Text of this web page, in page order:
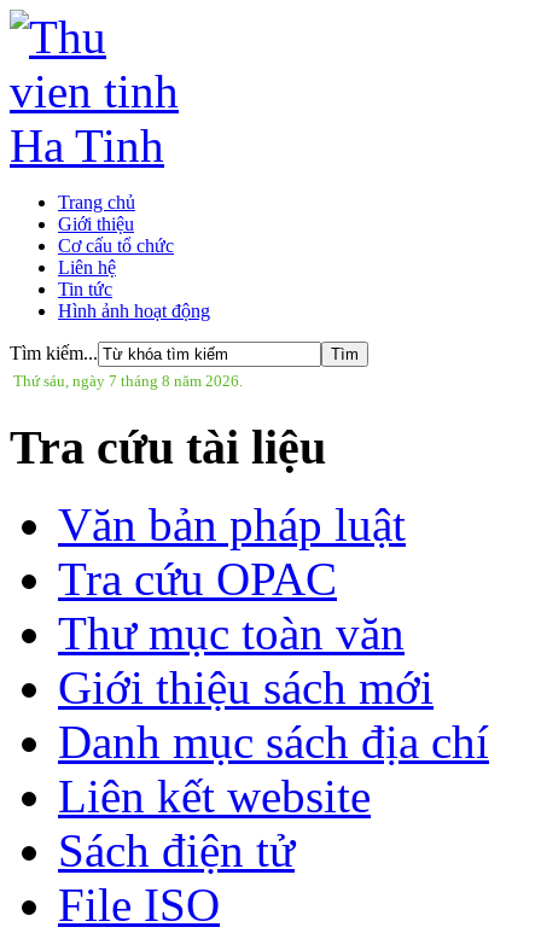
Trang chủ
Giới thiệu
Cơ cấu tổ chức
Liên hệ
Tin tức
Hình ảnh hoạt động
Tìm kiếm...
Thứ sáu, ngày 7 tháng 8 năm 2026.
Tra cứu tài liệu
Văn bản pháp luật
Tra cứu OPAC
Thư mục toàn văn
Giới thiệu sách mới
Danh mục sách địa chí
Liên kết website
Sách điện tử
File ISO